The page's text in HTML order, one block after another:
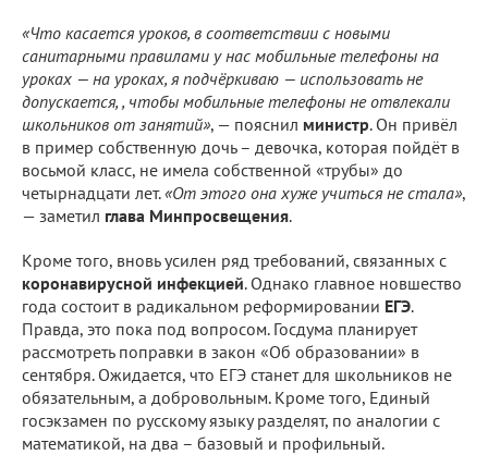
«Что касается уроков, в соответствии с новыми
санитарными правилами у нас мобильные телефоны на
уроках — на уроках, я подчёркиваю — использовать не
допускается, , чтобы мобильные телефоны не отвлекали
школьников от занятий», — пояснил министр. Он привёл
в пример собственную дочь – девочка, которая пойдёт в
восьмой класс, не имела собственной «трубы» до
четырнадцати лет.«От этого она хуже учиться не стала»,
— заметил глава Минпросвещения.
Кроме того, вновь усилен ряд требований, связанных с
коронавирусной инфекцией. Однако главное новшество
года состоит в радикальном реформировании ЕГЭ.
Правда, это пока под вопросом. Госдума планирует
рассмотреть поправки в закон «Об образовании» в
сентября. Ожидается, что ЕГЭ станет для школьников не
обязательным, а добровольным. Кроме того, Единый
госэкзамен по русскому языку разделят, по аналогии с
математикой, на два – базовый и профильный.